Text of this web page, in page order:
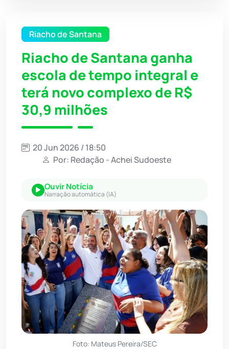
Riacho de Santana
Riacho de Santana ganha
escola de tempo integral e
terá novo complexo de R$
30,9 milhões
20 Jun 2026 / 18:50
Por: Redação - Achei Sudoeste
Ouvir Notícia
Narração automática (IA)
Foto: Mateus Pereira/SEC